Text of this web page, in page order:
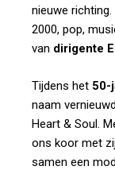
nieuwe
2000, pop,
van dirigente
Tijdens het 50-
naam
Heart & Soul.
ons koor met
samen een